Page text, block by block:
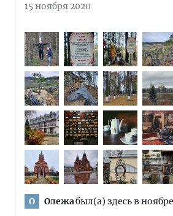
15 ноября 2020
О Олежабыл(а) здесь в